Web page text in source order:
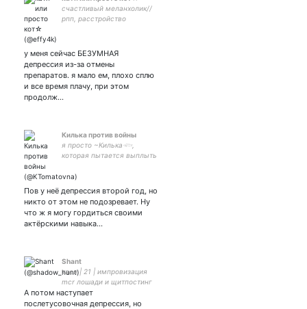
счастливый меланхолик//
рпп, расстройство
петь!// всегда рада
метал
у меня сейчас БЕЗУМНАЯ
депрессия из-за отмены
препаратов. я мало ем, плохо сплю
и все время плачу, при этом
продолж…
Килька против войны
я просто ~Килька𓆟,
которая пытается выплыть
суицид
Пов у неё депрессия второй год, но
никто от этом не подозревает. Ну
что ж я могу гордиться своими
актёрскими навыка…
Shant
тася | 21 | импровизация
mcr лошади и щитпостинг
А потом наступает
послетусовочная депрессия, но